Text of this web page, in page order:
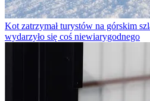
Kot zatrzymał turystów na górskim
wydarzyło się coś niewiarygodnego